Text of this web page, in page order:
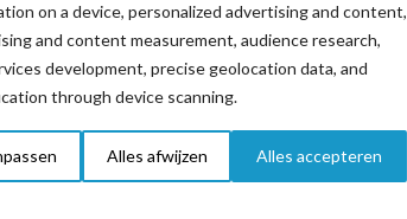
on a device, personalized advertising and content,
and content measurement, audience research,
development, precise geolocation data, and
through device scanning.
Alles afwijzen Alles accepteren
met mij opneemt *